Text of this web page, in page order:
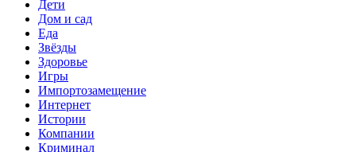
Дети
Дом и сад
Еда
Звёзды
Здоровье
Игры
Импортозамещение
Интернет
Истории
Компании
Криминал